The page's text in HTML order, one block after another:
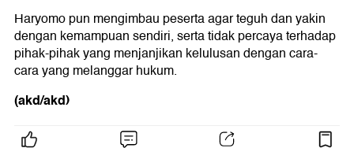
Haryomo pun mengimbau peserta agar teguh dan yakin
dengan kemampuan sendiri, serta tidak percaya terhadap
pihak-pihak yang menjanjikan kelulusan dengan cara-
cara yang melanggar hukum.
(akd/akd)